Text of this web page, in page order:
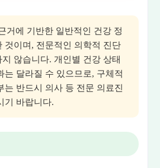
거에 기반한 일반적인 건강 정
것이며, 전문적인 의학적 진단
않습니다. 개인별 건강 상태
는 달라질 수 있으므로, 구체적
는 반드시 의사 등 전문 의료진
기 바랍니다.